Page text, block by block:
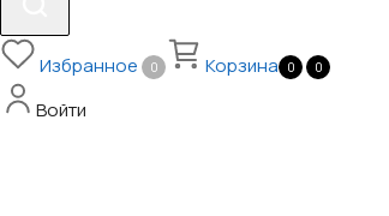
Избранное 0 Корзина 0 0
Войти